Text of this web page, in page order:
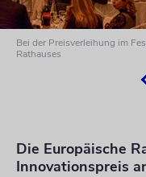
Bei der Preisverleihung im
Rathauses
Die Europäische
Innovationspreis